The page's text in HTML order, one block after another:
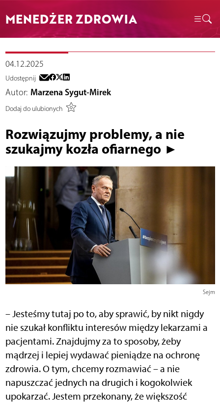
MENEDŻER ZDROWIA
04.12.2025
Udostępnij
Autor: Marzena Sygut-Mirek
Dodaj do ulubionych
Rozwiązujmy problemy, a nie
szukajmy kozła ofiarnego ►
Sejm
– Jesteśmy tutaj po to, aby sprawić, by nikt nigdy
nie szukał konfliktu interesów między lekarzami a
pacjentami. Znajdujmy za to sposoby, żeby
mądrzej i lepiej wydawać pieniądze na ochronę
zdrowia. O tym, chcemy rozmawiać – a nie
napuszczać jednych na drugich i kogokolwiek
upokarzać. Jestem przekonany, że większość